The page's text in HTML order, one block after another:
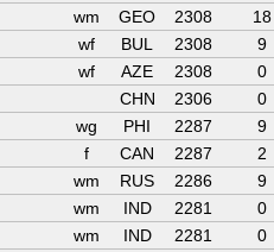
wm GEO 2308
18
wf BUL 2308
9
wf AZE 2308
0
CHN 2306
0
wg PHI 2287
9
f CAN 2287
2
wm RUS 2286
9
wm IND 2281
0
wm IND 2281
0